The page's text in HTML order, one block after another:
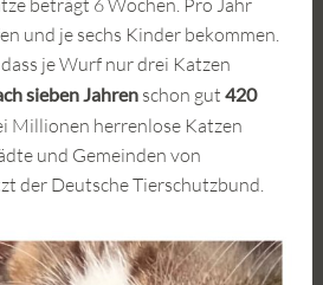
beträgt 6 Wochen. Pro Jahr
und je sechs Kinder bekommen.
je Wurf nur drei Katzen
sieben Jahren schon gut420
Millionen herrenlose Katzen
und Gemeinden von
der Deutsche Tierschutzbund.